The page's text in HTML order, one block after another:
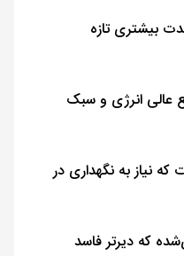
بیشتری تازه
عالی انرژی و سبک
نیاز به نگهداری در
که دیرتر فاسد